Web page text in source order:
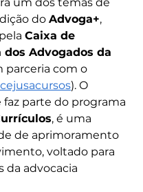
do Advoga+,
Caixa de
dos Advogados da
parceria com o
). O
parte do programa
, é uma
de aprimoramento
voltado para
da advocacia